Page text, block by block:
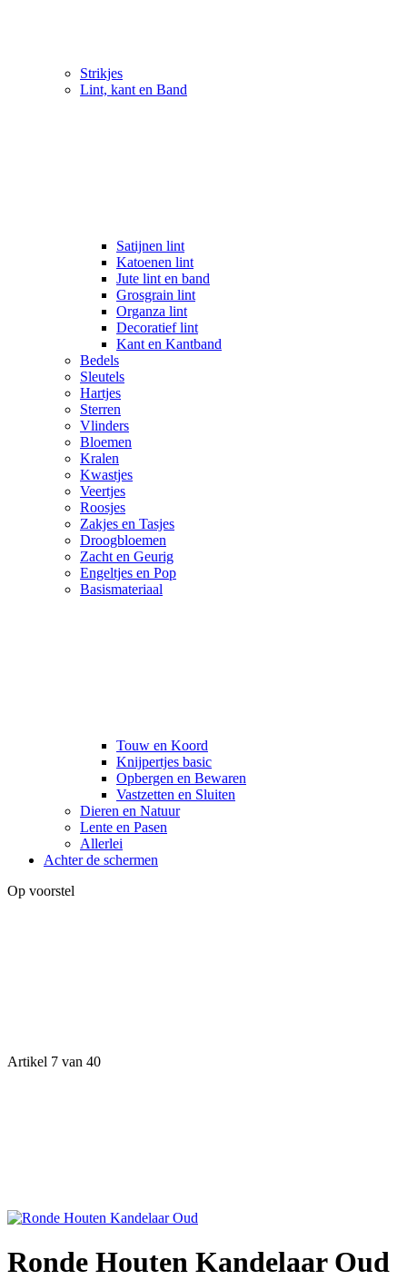
Strikjes
Lint, kant en Band
Satijnen lint
Katoenen lint
Jute lint en band
Grosgrain lint
Organza lint
Decoratief lint
Kant en Kantband
Bedels
Sleutels
Hartjes
Sterren
Vlinders
Bloemen
Kralen
Kwastjes
Veertjes
Roosjes
Zakjes en Tasjes
Droogbloemen
Zacht en Geurig
Engeltjes en Pop
Basismateriaal
Touw en Koord
Knijpertjes basic
Opbergen en Bewaren
Vastzetten en Sluiten
Dieren en Natuur
Lente en Pasen
Allerlei
Achter de schermen
Op voorstel
Artikel 7 van 40
Ronde Houten Kandelaar Oud